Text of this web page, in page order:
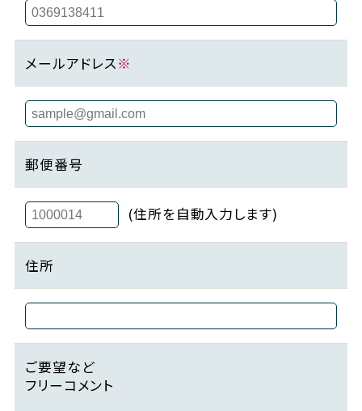
メールアドレス※
郵便番号
(住所を自動入力します)
住所
ご要望など
フリーコメント